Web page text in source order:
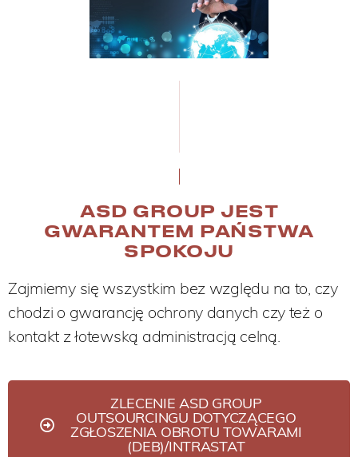
ASD GROUP JEST
GWARANTEM PAŃSTWA
SPOKOJU
Zajmiemy się wszystkim bez względu na to, czy
chodzi o gwarancję ochrony danych czy też o
kontakt z łotewską administracją celną.
ZLECENIE ASD GROUP
OUTSOURCINGU DOTYCZĄCEGO
ZGŁOSZENIA OBROTU TOWARAMI
(DEB)/INTRASTAT